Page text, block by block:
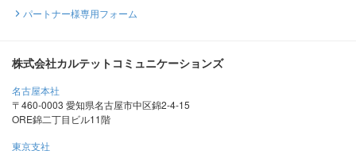
パートナー様専用フォーム
株式会社カルテットコミュニケーションズ
名古屋本社
〒460-0003 愛知県名古屋市中区錦2-4-15
ORE錦二丁目ビル11階
東京支社